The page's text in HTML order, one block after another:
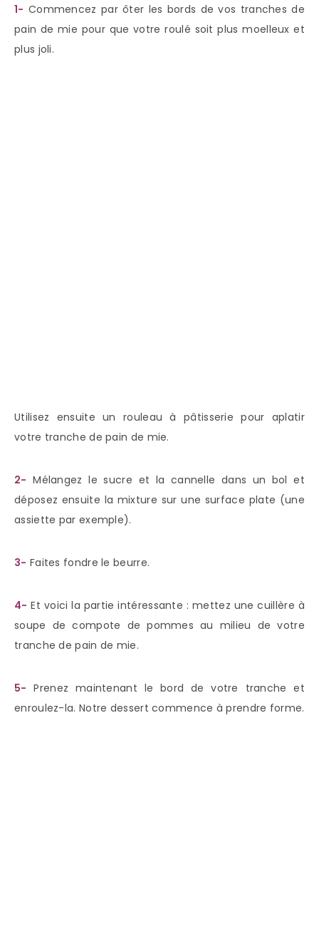
1- Commencez par ôter les bords de vos tranches de
pain de mie pour que votre roulé soit plus moelleux et
plus joli.
Utilisez ensuite un rouleau à pâtisserie pour aplatir
votre tranche de pain de mie.
2- Mélangez le sucre et la cannelle dans un bol et
déposez ensuite la mixture sur une surface plate (une
assiette par exemple).
3- Faites fondre le beurre.
4- Et voici la partie intéressante : mettez une cuillère à
soupe de compote de pommes au milieu de votre
tranche de pain de mie.
5- Prenez maintenant le bord de votre tranche et
enroulez-la. Notre dessert commence à prendre forme.